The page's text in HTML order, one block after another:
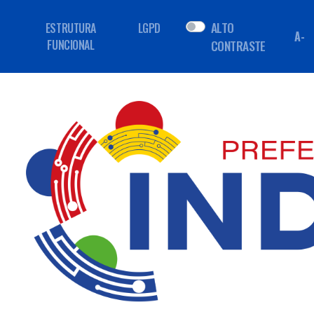
ESTRUTURA
FUNCIONAL
LGPD
ALTO
CONTRASTE
A-